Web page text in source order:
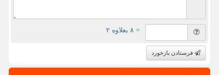
= ۸ بعلاوه ۲
فرستادن بازخورد